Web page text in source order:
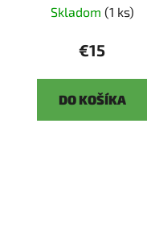
Skladom (1 ks)
€15
DO KOŠÍKA